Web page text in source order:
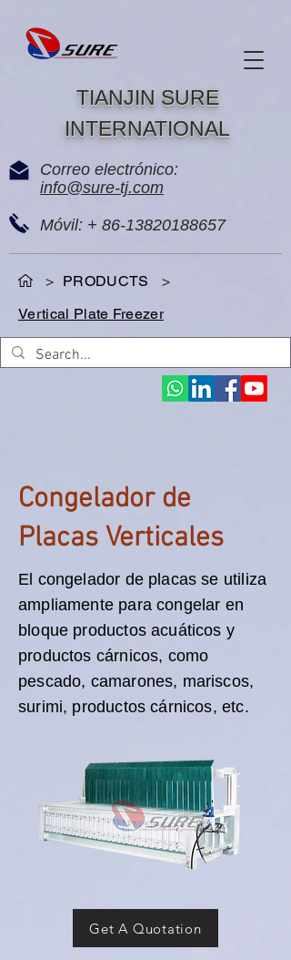
TIANJIN SURE
INTERNATIONAL
Correo electrónico:
info@sure-tj.com
Móvil: + 86-13820188657
> PRODUCTS
>
Vertical Plate Freezer
Congelador de
Placas Verticales
El congelador de placas se utiliza
ampliamente para congelar en
bloque productos acuáticos y
productos cárnicos, como
pescado, camarones, mariscos,
surimi, productos cárnicos, etc.
Get A Quotation